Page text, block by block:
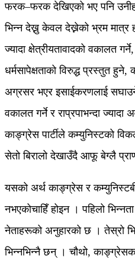
फरक–फरक देखिएको भए पनि
भिन्न देख्नु केवल देख्नेको भ्रम मात्र
ज्यादा क्षेत्रीयतावादको वकालत
धर्मसापेक्षताको विरुद्ध प्रस्तुत हुने,
अग्रसर भएर इसाईकरणलाई
वकालत गर्ने र राप्रपाभन्दा ज्यादा
काङ्ग्रेस पार्टीले कम्युनिस्टको
सेतो बिरालो देखाउँदै आफू बेग्लै
यसको अर्थ काङ्ग्रेस र
नभएकोचाहिँ होइन । पहिलो
नेताहरूको अनुहारको छ । तेस्रो
भिन्नभिन्नै छन् । चौथो,